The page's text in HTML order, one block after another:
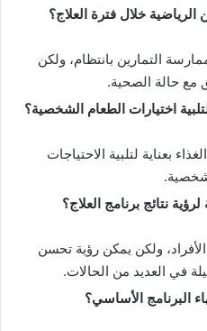
خلال فترة العلاج؟
التمارين بانتظام، ولكن
حالة الصحية.
اختيارات الطعام الشخصية؟
بعناية لتلبية الاحتياجات
نتائج برنامج العلاج؟
ولكن يمكن رؤية تحسن
في العديد من الحالات.
البرنامج الأساسي؟